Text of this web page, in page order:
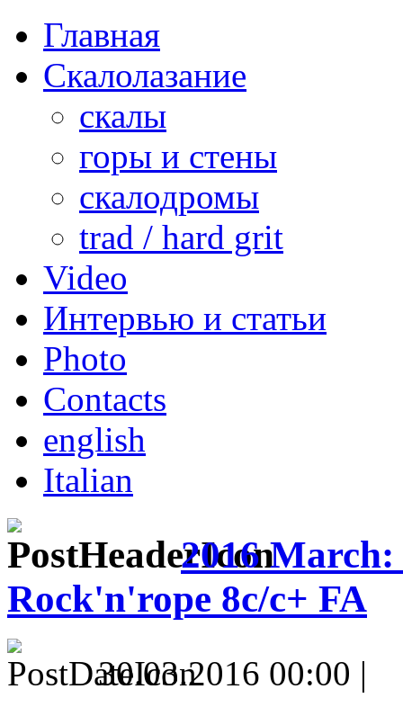
Главная
Скалолазание
скалы
горы и стены
скалодромы
trad / hard grit
Video
Интервью и статьи
Photo
Contacts
english
Italian
2016
Rock'n'rope 8c/c+ FA
30.03.2016 00:00 |